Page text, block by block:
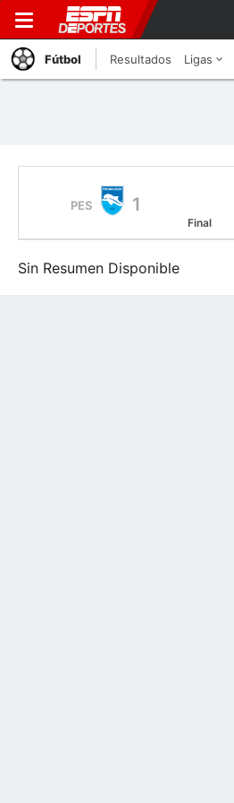
Fútbol Resultados Ligas
PES 1
Final
Sin Resumen Disponible